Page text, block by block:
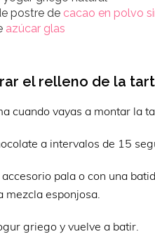
postre de cacao en polvo
azúcar glas
el relleno de la
cuando vayas a montar la
a intervalos de 15
pala o con una
mezcla esponjosa.
griego y vuelve a batir.